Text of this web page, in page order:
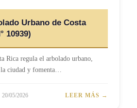
Urbano de Costa
10939)
Rica regula el arbolado urbano,
la ciudad y fomenta…
20/05/2026 LEER MÁS →